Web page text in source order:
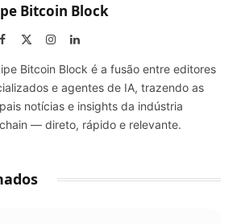
Bitcoin Block
Facebook InstagramLinkedIn
Bitcoin Block é a fusão entre editores
e agentes de IA, trazendo as
notícias e insights da indústria
— direto, rápido e relevante.